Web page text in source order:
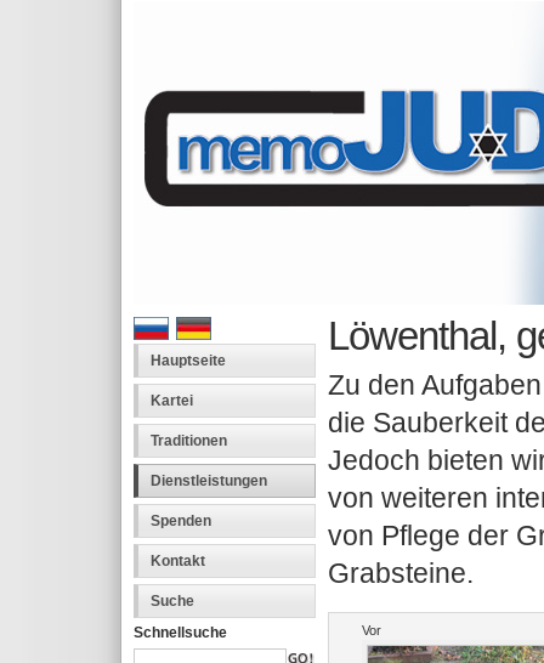
Hauptseite
Kartei
Traditionen
Dienstleistungen
Spenden
Kontakt
Suche
Schnellsuche
Löwenthal,
Zu den
die Sauberkeit
Jedoch bieten
von weiteren
von Pflege der
Grabsteine.
Vor